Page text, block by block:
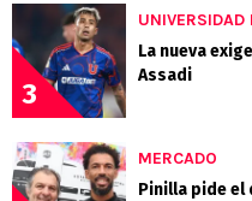
3
UNIVERSIDAD
La nueva
Assadi
MERCADO
Pinilla pide el